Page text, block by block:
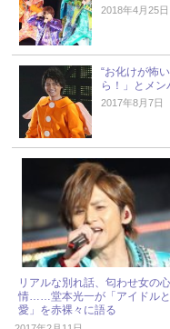
2018年4月25日
“お化けが怖
ら！」とメ
2017年8月7日
リアルな別れ話、匂わせ女の心
情……堂本光一が「アイドル
愛」を赤裸々に語る